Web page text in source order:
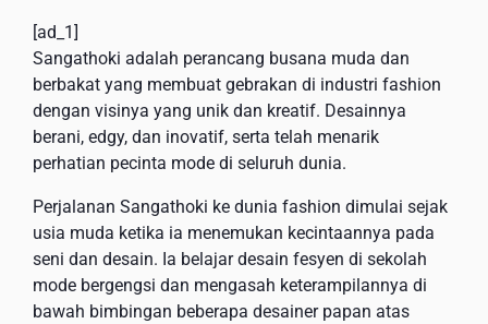
[ad_1]
Sangathoki adalah perancang busana muda dan
berbakat yang membuat gebrakan di industri fashion
dengan visinya yang unik dan kreatif. Desainnya
berani, edgy, dan inovatif, serta telah menarik
perhatian pecinta mode di seluruh dunia.
Perjalanan Sangathoki ke dunia fashion dimulai sejak
usia muda ketika ia menemukan kecintaannya pada
seni dan desain. Ia belajar desain fesyen di sekolah
mode bergengsi dan mengasah keterampilannya di
bawah bimbingan beberapa desainer papan atas